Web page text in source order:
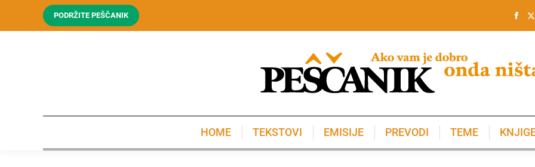
PODRŽITE PEŠČANIK
HOME TEKSTOVI EMISIJE PREVODI TEME